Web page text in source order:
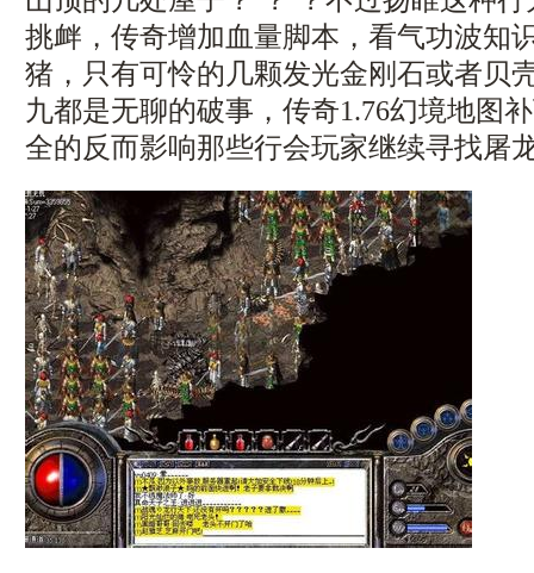
挑衅，传奇增加血量脚本，看气功波知
猪，只有可怜的几颗发光金刚石或者贝
九都是无聊的破事，传奇1.76幻境地图
全的反而影响那些行会玩家继续寻找屠